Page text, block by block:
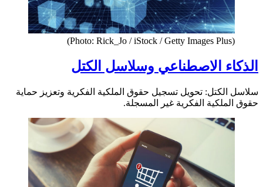
(Photo: Rick_Jo / iStock / Getty Images Plus)
الذكاء الاصطناعي وسلاسل الكتل
سلاسل الكتل: تحويل تسجيل حقوق الملكية الفكرية وتعزيز حماية
حقوق الملكية الفكرية غير المسجلة.